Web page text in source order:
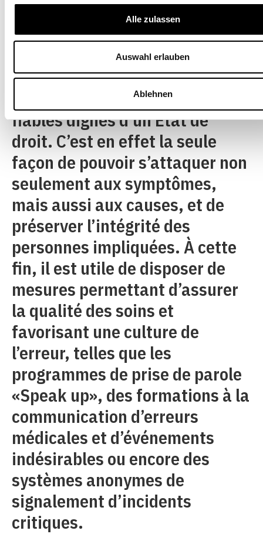
Alle zulassen
Auswahl erlauben
Ablehnen
la sensibilité nécessaire pour
les identifier, puis le courage de
les aborder. Il faut aussi
disposer de structures stables
et de mécanismes politiques
fiables dignes d’un État de
droit. C’est en effet la seule
façon de pouvoir s’attaquer non
seulement aux symptômes,
mais aussi aux causes, et de
préserver l’intégrité des
personnes impliquées. À cette
fin, il est utile de disposer de
mesures permettant d’assurer
la qualité des soins et
favorisant une culture de
l’erreur, telles que les
programmes de prise de parole
«Speak up», des formations à la
communication d’erreurs
médicales et d’événements
indésirables ou encore des
systèmes anonymes de
signalement d’incidents
critiques.